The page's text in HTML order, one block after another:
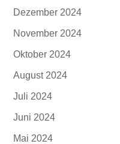
Dezember 2024
November 2024
Oktober 2024
August 2024
Juli 2024
Juni 2024
Mai 2024